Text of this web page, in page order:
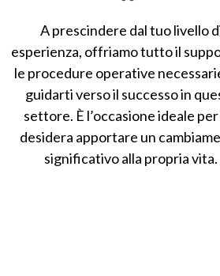
A prescindere dal tuo livello
esperienza, offriamo tutto il
le procedure operative
guidarti verso il successo in
settore. È l’occasione ideale
desidera apportare un
significativo alla propria vita.